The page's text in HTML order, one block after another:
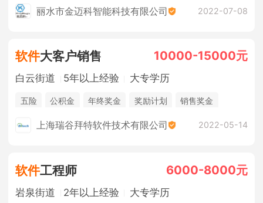
丽水市金迈科智能科技有限公司 2022-07-08
软件大客户销售 10000-15000元
白云街道 5年以上经验 大专学历
五险 公积金 年终奖金 奖励计划
销售奖金
上海瑞谷拜特软件技术有限公司 2022-05-14
软件工程师 6000-8000元
岩泉街道 2年以上经验 大专学历